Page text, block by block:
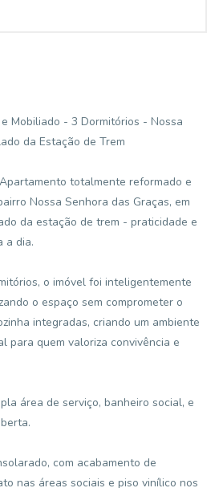
Mobiliado - 3 Dormitórios - Nossa
da Estação de Trem
totalmente reformado e
Nossa Senhora das Graças, em
da estação de trem - praticidade e
a dia.
o imóvel foi inteligentemente
o espaço sem comprometer o
integradas, criando um ambiente
para quem valoriza convivência e
área de serviço, banheiro social, e
com acabamento de
nas áreas sociais e piso vinílico nos